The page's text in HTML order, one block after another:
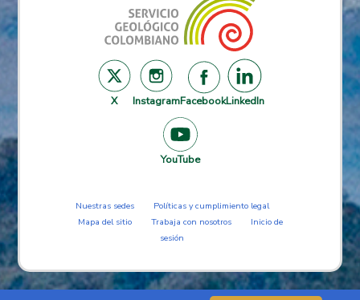
X InstagramFacebookLinkedIn
YouTube
Nuestras sedes
Políticas y cumplimiento legal
Mapa del sitio
Trabaja con nosotros
Inicio de
sesión